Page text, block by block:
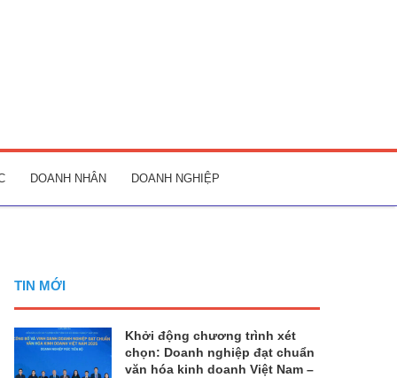
DOANH NHÂN DOANH NGHIỆP
TIN MỚI
Khởi động chương trình xét
chọn: Doanh nghiệp đạt chuẩn
văn hóa kinh doanh Việt Nam –